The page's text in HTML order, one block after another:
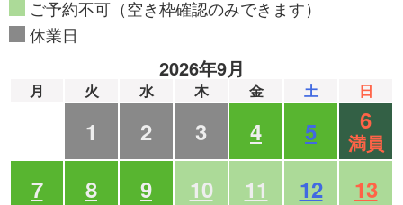
ご予約不可（空き枠確認のみできます）
休業日
2026年9月
月 火 水 木 金 土 日
1 2 3 4 5 6
満員
7 8 9 10 11 12
13